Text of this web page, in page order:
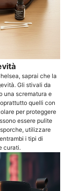
saprai che la
Gli stivali da
una scrematura e
quelli con
per proteggere
essere pulite
utilizzare
i tipi di
curati.